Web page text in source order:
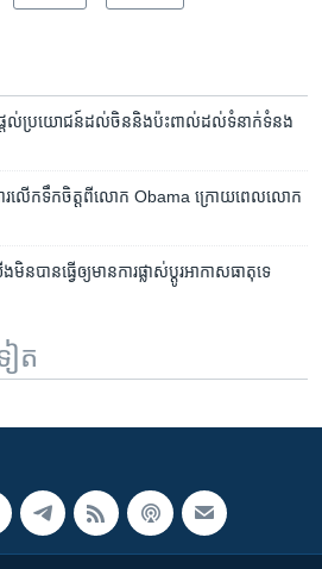
ច​ផ្តល់​ប្រយោជន៍​ដល់​ចិន​និង​ប៉ះពាល់​ដល់​ទំនាក់​ទំនង​
ារ​លើកទឹក​ចិត្ត​ពីលោក Obama ក្រោយ​ពេល​លោក
ាន​ធ្វើ​ឲ្យ​មាន​ការ​ផ្លាស់​ប្តូរ​អាកាស​ធាតុ​ទេ
ៀត